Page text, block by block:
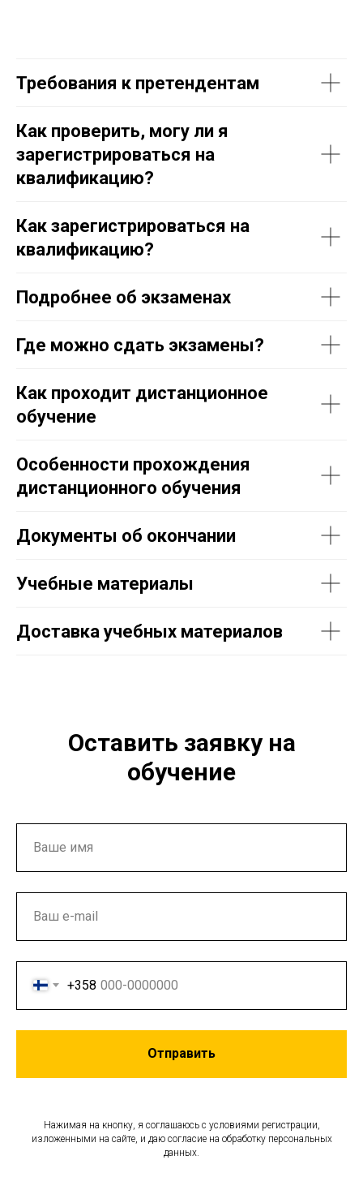
Требования к претендентам
Как проверить, могу ли я
зарегистрироваться на
квалификацию?
Как зарегистрироваться на
квалификацию?
Подробнее об экзаменах
Где можно сдать экзамены?
Как проходит дистанционное
обучение
Особенности прохождения
дистанционного обучения
Документы об окончании
Учебные материалы
Доставка учебных материалов
Оставить заявку на
обучение
+358
Отправить
Нажимая на кнопку, я соглашаюсь с условиями регистрации,
изложенными на сайте, и даю согласие на обработку персональных
данных.